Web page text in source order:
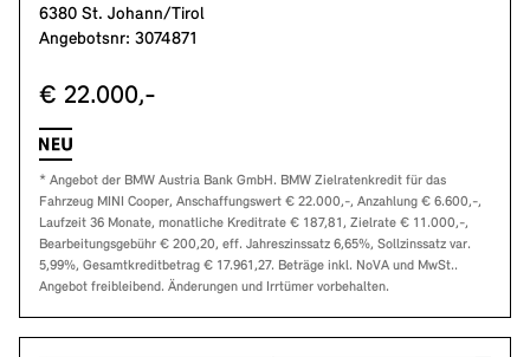
6380 St. Johann/Tirol
Angebotsnr: 3074871
€ 22.000,-
* Angebot der BMW Austria Bank GmbH. BMW Zielratenkredit für das
Fahrzeug MINI Cooper, Anschaffungswert € 22.000,-, Anzahlung € 6.600,-,
Laufzeit 36 Monate, monatliche Kreditrate € 187,81, Zielrate € 11.000,-,
Bearbeitungsgebühr € 200,20, eff. Jahreszinssatz 6,65%, Sollzinssatz var.
5,99%, Gesamtkreditbetrag € 17.961,27. Beträge inkl. NoVA und MwSt..
Angebot freibleibend. Änderungen und Irrtümer vorbehalten.